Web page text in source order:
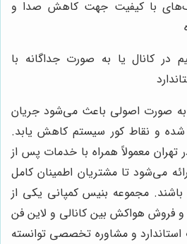
با کیفیت جهت کاهش صدا و
در کانال یا به صورت جداگانه با
صورت اصولی باعث می‌شود جریان
شده و نقاط کور سیستم کاهش یابد.
تهران معمولاً همراه با خدمات پس از
می‌شود تا مشتریان اطمینان کامل
باشند. مجموعه بنیس کمپانی یکی از
و فروش هواکش بین کانالی و لاین فن
و مشاوره تخصصی توانسته